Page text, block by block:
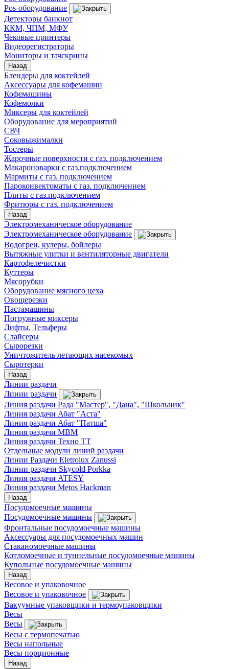
Pos-оборудование
Детекторы банкнот
ККМ, ЧПМ, МФУ
Чековые принтеры
Видеорегистраторы
Мониторы и тачскрины
Назад
Блендеры для коктейлей
Аксессуары для кофемашин
Кофемашины
Кофемолки
Миксеры для коктейлей
Оборудование для мероприятий
СВЧ
Соковыжималки
Тостеры
Жарочные поверхности с газ. подключением
Макароноварки с газ.подключением
Мармиты с газ. подключением
Пароконвектоматы с газ. подключением
Плиты с газ.подключением
Фритюры с газ. подключением
Назад
Электромеханическое оборудование
Электромеханическое оборудование
Водогреи, кулеры, бойлеры
Вытяжные улитки и вентиляторные двигатели
Картофелечистки
Куттеры
Мясорубки
Оборудование мясного цеха
Овощерезки
Пастамашины
Погружные миксеры
Лифты, Тельферы
Слайсеры
Сырорезки
Уничтожитель летающих насекомых
Сыротерки
Назад
Линии раздачи
Линии раздачи
Линия раздачи Рада "Мастер", "Дана", "Школьник"
Линия раздачи Абат "Аста"
Линия раздачи Абат "Патша"
Линия раздачи МВМ
Линия раздачи Техно ТТ
Отдельные модули линий раздачи
Линии Раздачи Eletrolux Zanussi
Линии раздачи Skycold Porkka
Линия раздачи ATESY
Линия раздачи Metos Hackman
Назад
Посудомоечные машины
Посудомоечные машины
Фронтальные посудомоечные машины
Аксессуары для посудомоечных машин
Стаканомоечные машины
Котломоечные и туннельные посудомоечные машины
Купольные посудомоечные машины
Назад
Весовое и упаковочное
Весовое и упаковочное
Вакуумные упаковщики и термоупаковщики
Весы
Весы
Весы с термопечатью
Весы напольные
Весы порционные
Назад